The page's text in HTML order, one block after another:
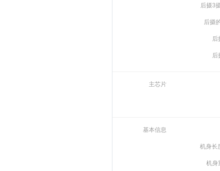
后摄3
后摄
后
后
主芯片
基本信息
机身长
机身